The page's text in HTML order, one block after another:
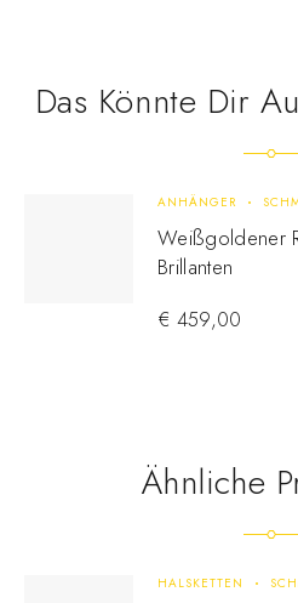
Das Könnte Dir
ANHÄNGER
Weißgoldener
Brillanten
€ 459,00
Ähnliche
HALSKETTEN